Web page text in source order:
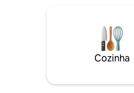
locais e parques
curta distância de
veículos elétricos: 2
com taxa fixa por
Cozinha